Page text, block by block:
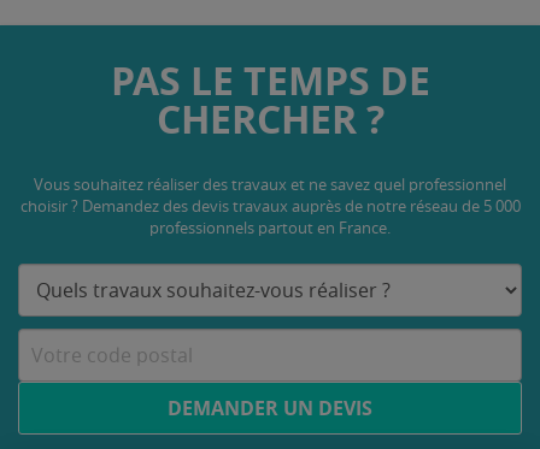
PAS LE TEMPS DE
CHERCHER ?
Vous souhaitez réaliser des travaux et ne savez quel professionnel
choisir ? Demandez des devis travaux auprès de notre réseau de 5 000
professionnels partout en France.
DEMANDER UN DEVIS